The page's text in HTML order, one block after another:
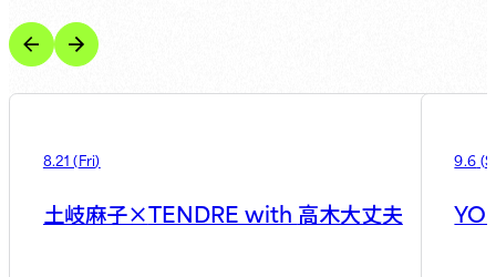
8.21 (Fri)
土岐麻子×TENDRE with 高木大丈夫
9.6 (